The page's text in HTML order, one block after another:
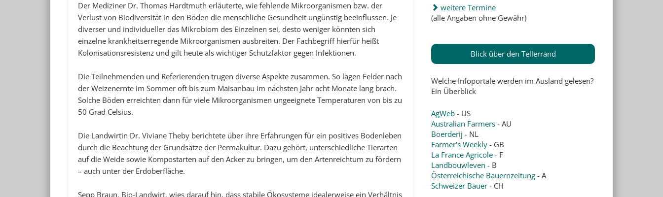
Der Mediziner Dr. Thomas Hardtmuth erläuterte, wie fehlende Mikroorganismen bzw. der
Verlust von Biodiversität in den Böden die menschliche Gesundheit ungünstig beeinflussen. Je
diverser und individueller das Mikrobiom des Einzelnen sei, desto weniger könnten sich
einzelne krankheitserregende Mikroorganismen ausbreiten. Der Fachbegriff hierfür heißt
Kolonisationsresistenz und gilt heute als wichtiger Schutzfaktor gegen Infektionen.
Die Teilnehmenden und Referierenden trugen diverse Aspekte zusammen. So lägen Felder nach
der Weizenernte im Sommer oft bis zum Maisanbau im nächsten Jahr acht Monate lang brach.
Solche Böden erreichten dann für viele Mikroorganismen ungeeignete Temperaturen von bis zu
50 Grad Celsius.
Die Landwirtin Dr. Viviane Theby berichtete über ihre Erfahrungen für ein positives Bodenleben
durch die Beachtung der Grundsätze der Permakultur. Dazu gehört, unterschiedliche Tierarten
auf die Weide sowie Kompostarten auf den Acker zu bringen, um den Artenreichtum zu fördern
– auch unter der Erdoberfläche.
Sepp Braun, Bio-Landwirt, wies darauf hin, dass stabile Ökosysteme idealerweise ein Verhältnis
weitere Termine
(alle Angaben ohne Gewähr)
Blick über den Tellerrand
Welche Infoportale werden im Ausland gelesen?
Ein Überblick
AgWeb - US
Australian Farmers - AU
Boerderij - NL
Farmer's Weekly - GB
La France Agricole - F
Landbouwleven - B
Österreichische Bauernzeitung - A
Schweizer Bauer - CH